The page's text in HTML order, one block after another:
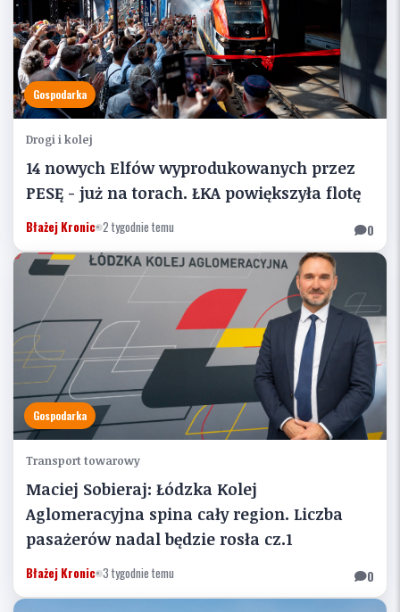
Gospodarka
Drogi i kolej
14 nowych Elfów wyprodukowanych przez
PESĘ - już na torach. ŁKA powiększyła flotę
Błażej Kronic•2 tygodnie temu 0
Gospodarka
Transport towarowy
Maciej Sobieraj: Łódzka Kolej
Aglomeracyjna spina cały region. Liczba
pasażerów nadal będzie rosła cz.1
Błażej Kronic•3 tygodnie temu 0